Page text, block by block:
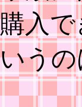
購入
いう